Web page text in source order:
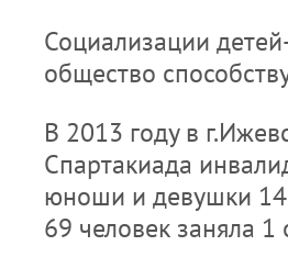
Социализации
общество
В 2013 году в
Спартакиада
юноши и девушки
69 человек заняла